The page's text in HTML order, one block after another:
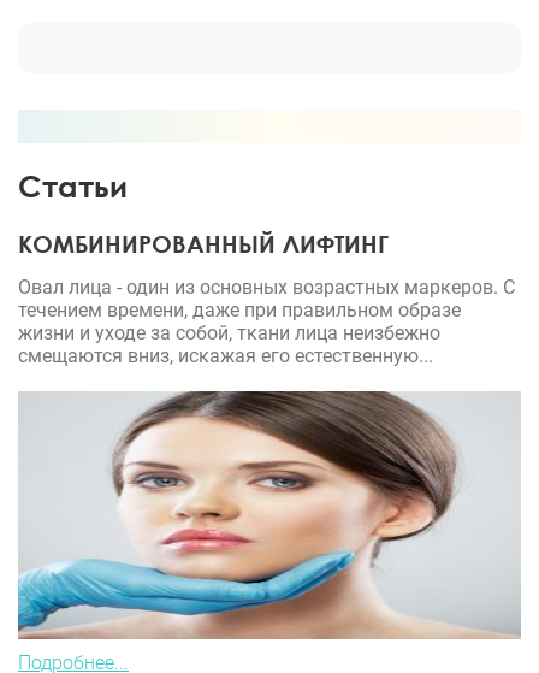
близкие, остальные могут только догадываться о
Статьи
КОМБИНИРОВАННЫЙ ЛИФТИНГ
Овал лица - один из основных возрастных маркеров. С
течением времени, даже при правильном образе
жизни и уходе за собой, ткани лица неизбежно
смещаются вниз, искажая его естественную...
Подробнее...